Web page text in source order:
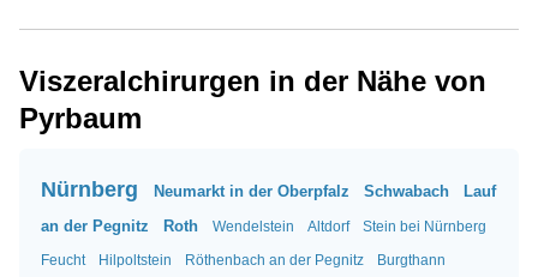
Viszeralchirurgen in der Nähe von
Pyrbaum
Nürnberg Neumarkt in der Oberpfalz Schwabach
Lauf
an der Pegnitz
Roth Wendelstein Altdorf
Stein bei Nürnberg
Feucht
Hilpoltstein Röthenbach an der Pegnitz
Burgthann